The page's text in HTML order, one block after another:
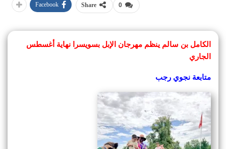
0
Share
Facebook
الكامل بن سالم ينظم مهرجان الإبل بسويسرا نهاية أغسطس
الجاري
متابعة نجوي رجب